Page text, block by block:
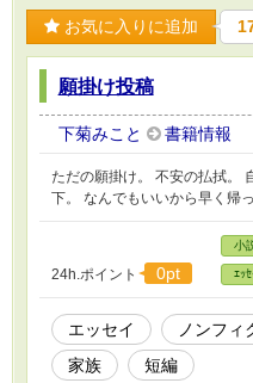
お気に入りに追加
願掛け投稿
下菊みこと 書籍情報
ただの願掛け。 不安の払拭。
下。 なんでもいいから早く帰
24h.ポイント 0pt
小
ｴｯ
エッセイ ノンフィ
家族
短編